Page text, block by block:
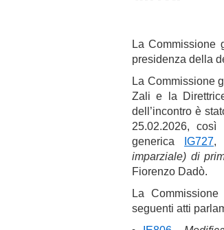
La Commissione
presidenza della
La Commissione
Zali e la
dell’incontro è
25.02.2026, così
generica
IG727,
imparziale) di
Fiorenzo Dadò.
La
seguenti atti